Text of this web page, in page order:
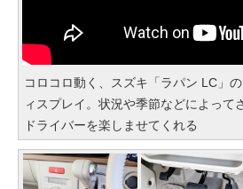
コロコロ動く、スズキ「ラパン LC」
ィスプレイ。状況や季節などによって
ドライバーを楽しませてくれる